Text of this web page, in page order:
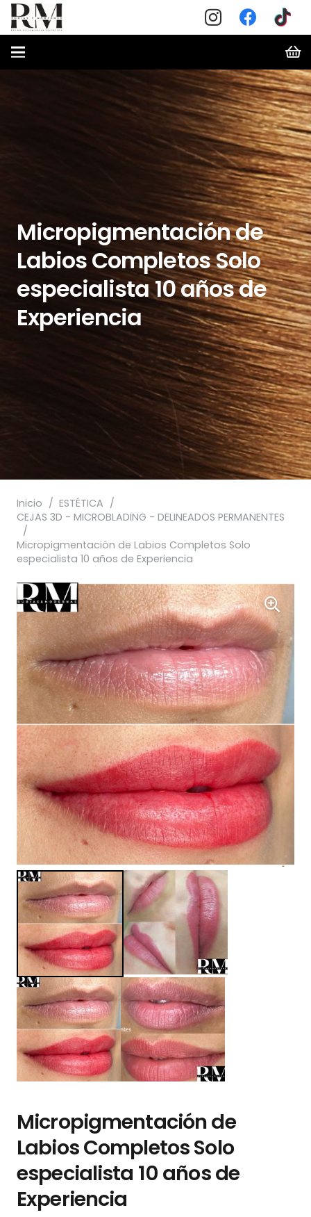
Micropigmentación de
Labios Completos Solo
especialista 10 años de
Experiencia
Inicio / ESTÉTICA /
CEJAS 3D - MICROBLADING - DELINEADOS PERMANENTES
/
Micropigmentación de Labios Completos Solo
especialista 10 años de Experiencia
Micropigmentación de
Labios Completos Solo
especialista 10 años de
Experiencia